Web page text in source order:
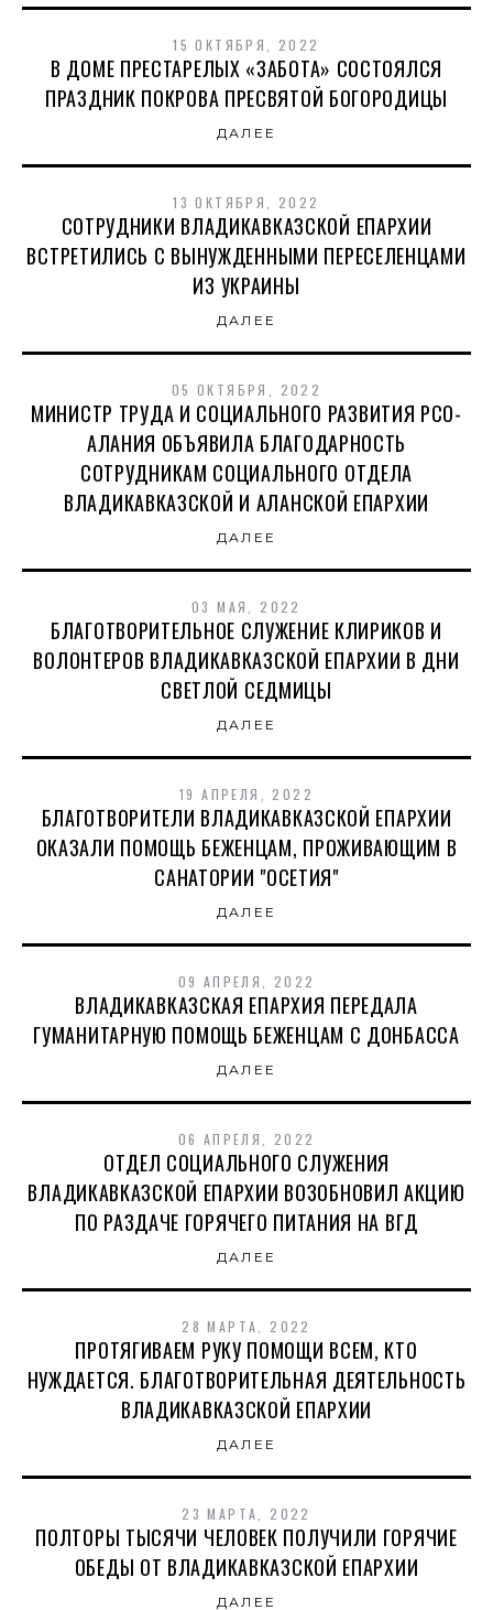
15 ОКТЯБРЯ, 2022
В ДОМЕ ПРЕСТАРЕЛЫХ «ЗАБОТА» СОСТОЯЛСЯ
ПРАЗДНИК ПОКРОВА ПРЕСВЯТОЙ БОГОРОДИЦЫ
ДАЛЕЕ
13 ОКТЯБРЯ, 2022
СОТРУДНИКИ ВЛАДИКАВКАЗСКОЙ ЕПАРХИИ
ВСТРЕТИЛИСЬ С ВЫНУЖДЕННЫМИ ПЕРЕСЕЛЕНЦАМИ
ИЗ УКРАИНЫ
ДАЛЕЕ
05 ОКТЯБРЯ, 2022
МИНИСТР ТРУДА И СОЦИАЛЬНОГО РАЗВИТИЯ РСО-
АЛАНИЯ ОБЪЯВИЛА БЛАГОДАРНОСТЬ
СОТРУДНИКАМ СОЦИАЛЬНОГО ОТДЕЛА
ВЛАДИКАВКАЗСКОЙ И АЛАНСКОЙ ЕПАРХИИ
ДАЛЕЕ
03 МАЯ, 2022
БЛАГОТВОРИТЕЛЬНОЕ СЛУЖЕНИЕ КЛИРИКОВ И
ВОЛОНТЕРОВ ВЛАДИКАВКАЗСКОЙ ЕПАРХИИ В ДНИ
СВЕТЛОЙ СЕДМИЦЫ
ДАЛЕЕ
19 АПРЕЛЯ, 2022
БЛАГОТВОРИТЕЛИ ВЛАДИКАВКАЗСКОЙ ЕПАРХИИ
ОКАЗАЛИ ПОМОЩЬ БЕЖЕНЦАМ, ПРОЖИВАЮЩИМ В
САНАТОРИИ "ОСЕТИЯ"
ДАЛЕЕ
09 АПРЕЛЯ, 2022
ВЛАДИКАВКАЗСКАЯ ЕПАРХИЯ ПЕРЕДАЛА
ГУМАНИТАРНУЮ ПОМОЩЬ БЕЖЕНЦАМ С ДОНБАССА
ДАЛЕЕ
06 АПРЕЛЯ, 2022
ОТДЕЛ СОЦИАЛЬНОГО СЛУЖЕНИЯ
ВЛАДИКАВКАЗСКОЙ ЕПАРХИИ ВОЗОБНОВИЛ АКЦИЮ
ПО РАЗДАЧЕ ГОРЯЧЕГО ПИТАНИЯ НА ВГД
ДАЛЕЕ
28 МАРТА, 2022
ПРОТЯГИВАЕМ РУКУ ПОМОЩИ ВСЕМ, КТО
НУЖДАЕТСЯ. БЛАГОТВОРИТЕЛЬНАЯ ДЕЯТЕЛЬНОСТЬ
ВЛАДИКАВКАЗСКОЙ ЕПАРХИИ
ДАЛЕЕ
23 МАРТА, 2022
ПОЛТОРЫ ТЫСЯЧИ ЧЕЛОВЕК ПОЛУЧИЛИ ГОРЯЧИЕ
ОБЕДЫ ОТ ВЛАДИКАВКАЗСКОЙ ЕПАРХИИ
ДАЛЕЕ